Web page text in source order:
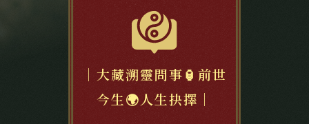
｜大藏溯靈問事🏮前世
今生🌍人生抉擇｜